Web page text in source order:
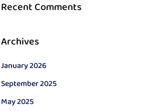
Recent Comments
Archives
January 2026
September 2025
May 2025